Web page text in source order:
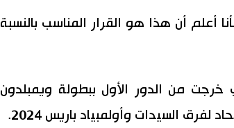
أعلم أن هذا هو القرار المناسب بالنسبة
عمرها 21 عاما، والتي خرجت من الدور الأول ببطولة ويمبلدون
السيدات وأولمبياد باريس 2024.